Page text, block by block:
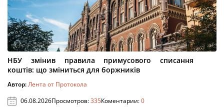
НБУ змінив правила примусового списання
коштів: що зміниться для боржників
Автор:Лента от Протокола
06.08.2026Просмотров:335Коментарии:0